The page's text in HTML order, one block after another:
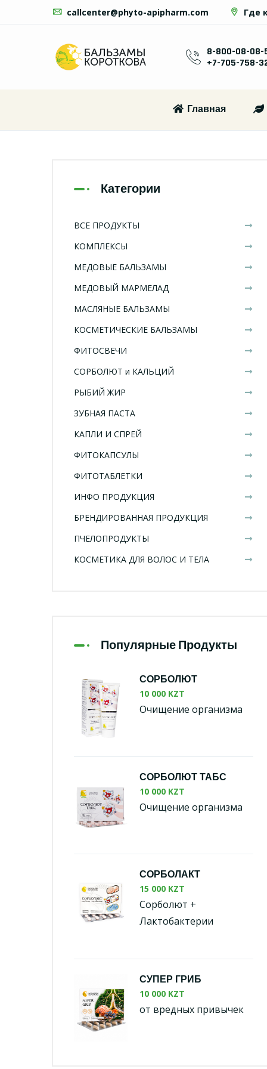
callcenter@phyto-apipharm.com Где
8-800-08-08-
+7-705-758-
Главная
Категории
ВСЕ ПРОДУКТЫ
КОМПЛЕКСЫ
МЕДОВЫЕ БАЛЬЗАМЫ
МЕДОВЫЙ МАРМЕЛАД
МАСЛЯНЫЕ БАЛЬЗАМЫ
КОСМЕТИЧЕСКИЕ БАЛЬЗАМЫ
ФИТОСВЕЧИ
СОРБОЛЮТ и КАЛЬЦИЙ
РЫБИЙ ЖИР
ЗУБНАЯ ПАСТА
КАПЛИ И СПРЕЙ
ФИТОКАПСУЛЫ
ФИТОТАБЛЕТКИ
ИНФО ПРОДУКЦИЯ
БРЕНДИРОВАННАЯ ПРОДУКЦИЯ
ПЧЕЛОПРОДУКТЫ
КОСМЕТИКА ДЛЯ ВОЛОС И ТЕЛА
Популярные Продукты
СОРБОЛЮТ
10 000 KZT
Очищение организма
СОРБОЛЮТ ТАБС
10 000 KZT
Очищение организма
СОРБОЛАКТ
15 000 KZT
Сорболют +
Лактобактерии
СУПЕР ГРИБ
10 000 KZT
от вредных привычек